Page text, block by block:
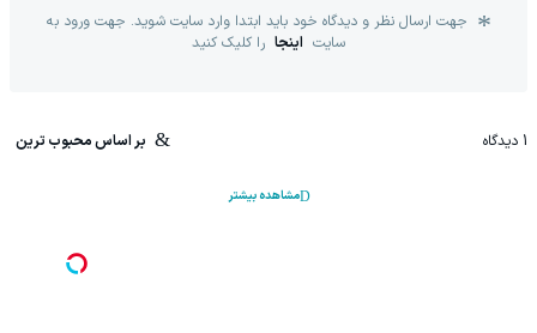
جهت ارسال نظر و دیدگاه خود باید ابتدا وارد سایت شوید. جهت ورود به
سایت اینجا را کلیک کنید
1 دیدگاه بر اساس محبوب ترین
مشاهده بیشتر